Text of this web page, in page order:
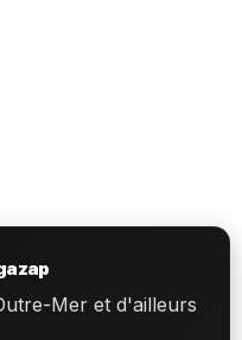
Mer et d'ailleurs